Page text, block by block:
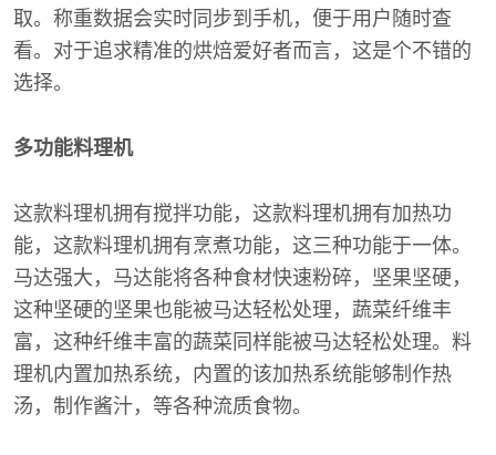
取。称重数据会实时同步到手机，便于用户随时查
看。对于追求精准的烘焙爱好者而言，这是个不错的
选择。
多功能料理机
这款料理机拥有搅拌功能，这款料理机拥有加热功
能，这款料理机拥有烹煮功能，这三种功能于一体。
马达强大，马达能将各种食材快速粉碎，坚果坚硬，
这种坚硬的坚果也能被马达轻松处理，蔬菜纤维丰
富，这种纤维丰富的蔬菜同样能被马达轻松处理。料
理机内置加热系统，内置的该加热系统能够制作热
汤，制作酱汁，等各种流质食物。